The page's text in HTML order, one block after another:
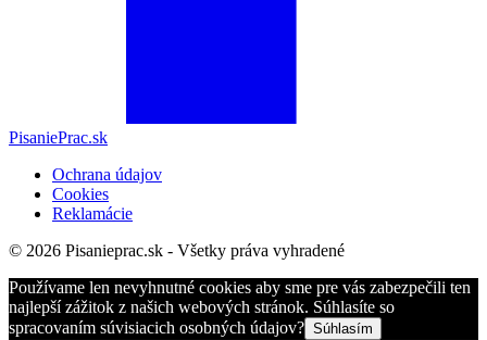
PisaniePrac.sk
Ochrana údajov
Cookies
Reklamácie
© 2026 Pisanieprac.sk - Všetky práva vyhradené
Používame len nevyhnutné cookies aby sme pre vás zabezpečili ten
najlepší zážitok z našich webových stránok. Súhlasíte so
spracovaním súvisiacich osobných údajov? Súhlasím